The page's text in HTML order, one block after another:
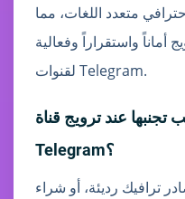
متعدد اللغات، مما
أماناً واستقراراً وفعالية
لقنوات Telegram.
تجنبها عند ترويج قناة
Telegram؟
ترافيك رديئة، أو شراء